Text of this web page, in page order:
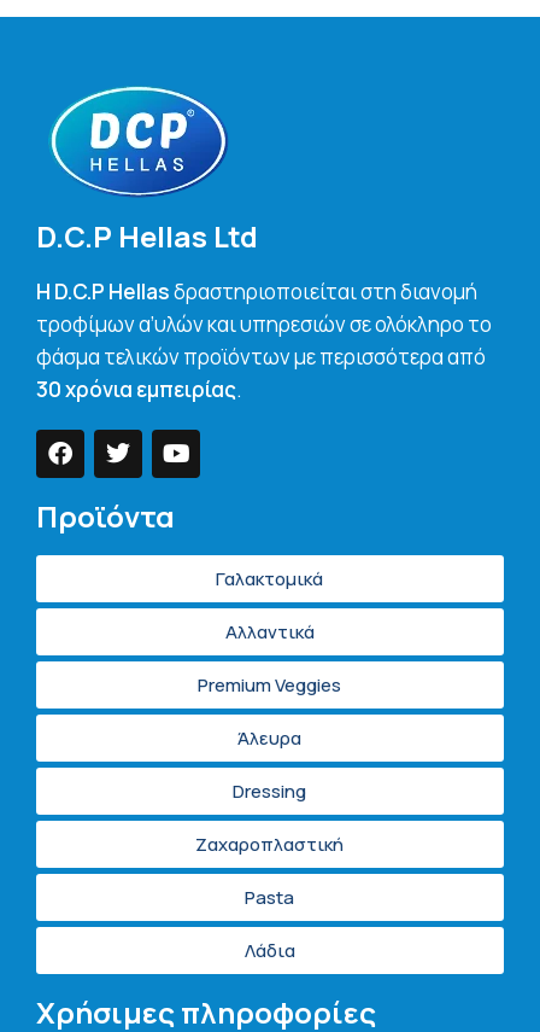
D.C.P Hellas Ltd
H D.C.P Hellasδραστηριοποιείται στη διανομή
τροφίμων α’υλών και υπηρεσιών σε ολόκληρο το
φάσμα τελικών προϊόντων με περισσότερα από
30 χρόνια εμπειρίας.
Προϊόντα
Γαλακτομικά
Αλλαντικά
Premium Veggies
Άλευρα
Dressing
Ζαχαροπλαστική
Pasta
Λάδια
Χρήσιμες πληροφορίες